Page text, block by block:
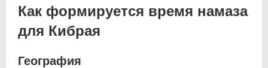
Как формируется время намаза
для Кибрая
География